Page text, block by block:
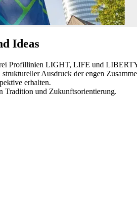
Ideas
Profillinien LIGHT, LIFE und
Ausdruck der engen
erhalten.
Tradition und Zukunftsorientierung.